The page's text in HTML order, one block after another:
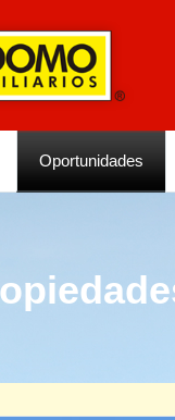
Oportunidades